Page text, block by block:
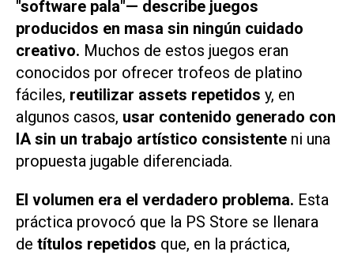
"software pala"— describe juegos
producidos en masa sin ningún cuidado
creativo. Muchos de estos juegos eran
conocidos por ofrecer trofeos de platino
fáciles, reutilizar assets repetidos y, en
algunos casos, usar contenido generado con
IA sin un trabajo artístico consistente ni una
propuesta jugable diferenciada.
El volumen era el verdadero problema. Esta
práctica provocó que la PS Store se llenara
de títulos repetidos que, en la práctica,